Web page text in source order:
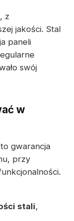
z
jakości. Stal
paneli
swój
w
gwarancja
przy
stali,